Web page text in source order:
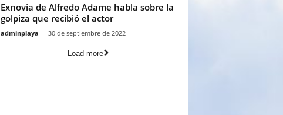
Exnovia de Alfredo Adame habla sobre la
golpiza que recibió el actor
adminplaya - 30 de septiembre de 2022
Load more